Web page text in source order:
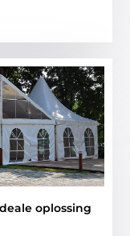
oplossing